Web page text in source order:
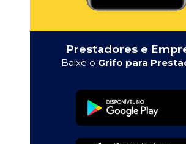
Prestadores e
Baixe o Grifo para